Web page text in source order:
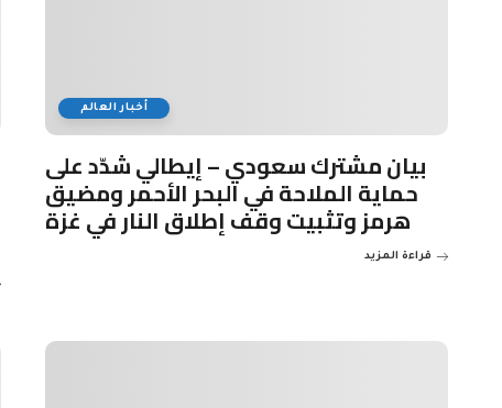
أخبار العالم
بيان مشترك سعودي – إيطالي شدّد على
حماية الملاحة في البحر الأحمر ومضيق
هرمز وتثبيت وقف إطلاق النار في غزة
قراءة المزيد